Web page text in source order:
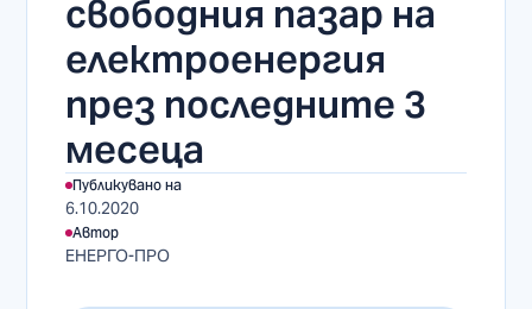
свободния пазар на
електроенергия
през последните 3
месеца
Публикувано на
6.10.2020
Автор
ЕНЕРГО-ПРО